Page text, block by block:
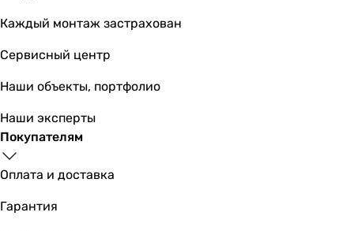
Каждый монтаж застрахован
Сервисный центр
Наши объекты, портфолио
Наши эксперты
Покупателям
Оплата и доставка
Гарантия